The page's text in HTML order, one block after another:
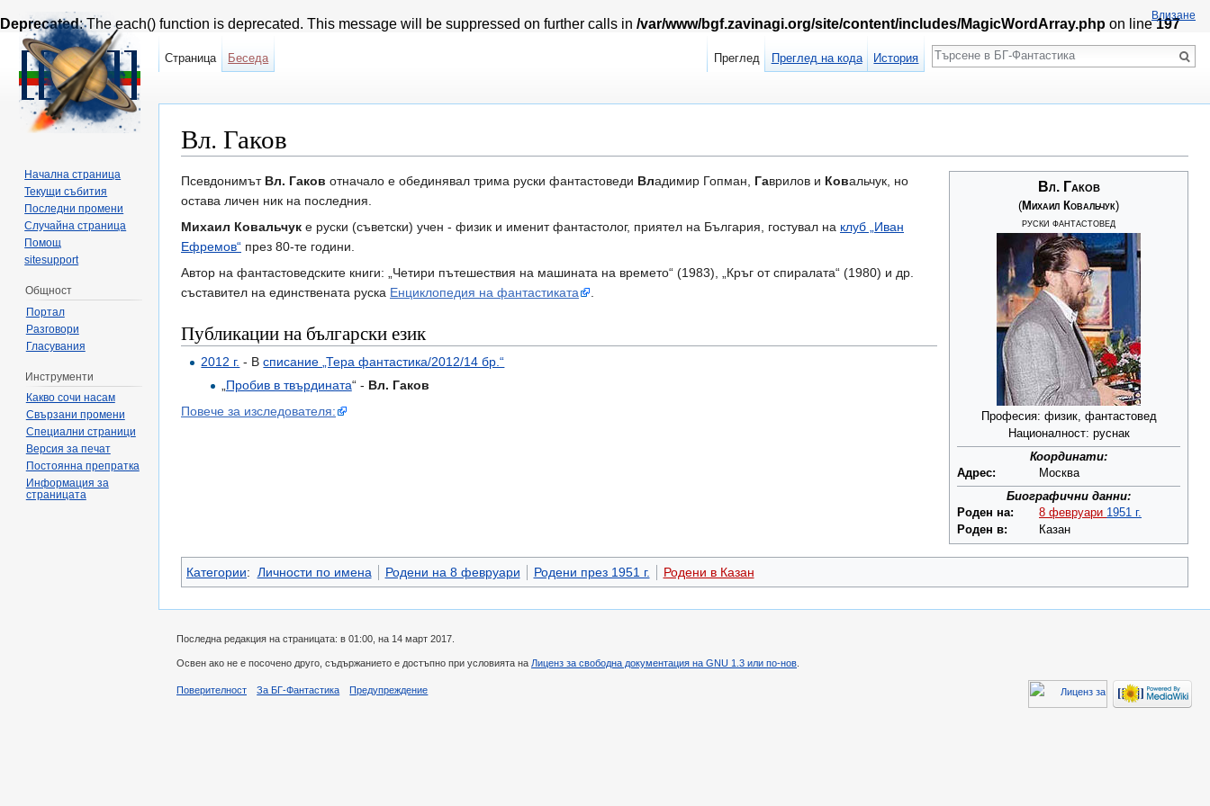
Deprecated: The each() function is deprecated. This message will be suppressed on further calls in /var/www/bgf.zavinagi.org/site/content/includes/MagicWordArray.php on line197
Вл. Гаков
Вл. Гаков
(Михаил Ковальчук)
руски фантастовед
Професия: физик, фантастовед
Националност: руснак
Координати:
Адрес:
Москва
Биографични данни:
Роден на:
8 февруари 1951 г.
Роден в:
Казан
Псевдонимът Вл. Гаков отначало е обединявал трима руски фантастоведи Владимир Гопман, Гаврилов и Ковальчук, но
остава личен ник на последния.
Михаил Ковальчук е руски (съветски) учен - физик и именит фантастолог, приятел на България, гостувал на клуб „Иван
Ефремов“ през 80-те години.
Автор на фантастоведските книги: „Четири пътешествия на машината на времето“ (1983), „Кръг от спиралата“ (1980) и др.
съставител на единствената руска Енциклопедия на фантастиката .
Публикации на български език
2012 г. - Всписание „Тера фантастика/2012/14 бр.“
Пробив в твърдината“ - Вл. Гаков
Повече за изследователя:
Категории: Личности по имена Родени на 8 февруари Родени през 1951 г. Родени в Казан
Влизане
Страница Беседа Преглед Преглед на кода История
Търсене
Начална страница
Текущи събития
Последни промени
Случайна страница
Помощ
sitesupport
Общност
Портал
Разговори
Гласувания
Инструменти
Какво сочи насам
Свързани промени
Специални страници
Версия за печат
Постоянна препратка
Информация за
страницата
Последна редакция на страницата: в 01:00, на 14 март 2017.
Освен ако не е посочено друго, съдържанието е достъпно при условията на Лиценз за свободна документация на GNU 1.3 или по-нов
Поверителност За БГ-Фантастика Предупреждение